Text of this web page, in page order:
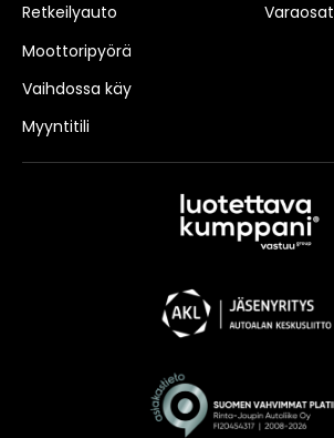
Retkeilyauto
Moottoripyörä
Vaihdossa käy
Myyntitili
Varaosat